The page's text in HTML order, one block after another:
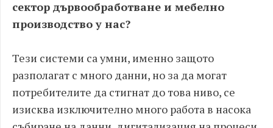
сектор дървообработване и мебелно
производство у нас?
Тези системи са умни, именно защото
разполагат с много данни, но за да могат
потребителите да стигнат до това ниво, се
изисква изключително много работа в насока